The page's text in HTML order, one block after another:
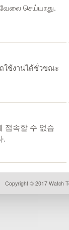
செய்யாது.
ใช้งานได้ชั่วขณะ
접속할 수 없습
.
Copyright © 2017 Watch